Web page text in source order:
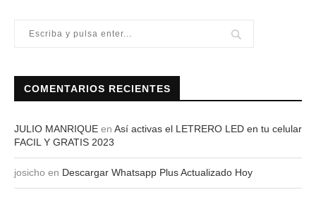
COMENTARIOS RECIENTES
JULIO MANRIQUE en Así activas el LETRERO LED en tu celular
FACIL Y GRATIS 2023
josicho en Descargar Whatsapp Plus Actualizado Hoy